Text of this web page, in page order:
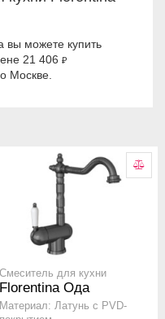
вы можете купить
21 406 ₽
Москве.
Смеситель для кухни
Florentina Ода
Материал: Латунь с PVD-